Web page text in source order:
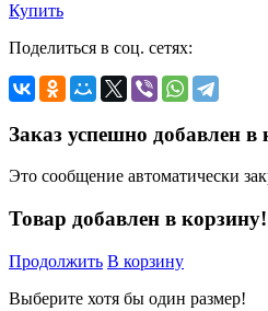
Купить
Поделиться в соц. сетях:
Заказ успешно добавлен в
Это сообщение автоматически
Товар добавлен в корзину!
Продолжить В корзину
Выберите хотя бы один размер!